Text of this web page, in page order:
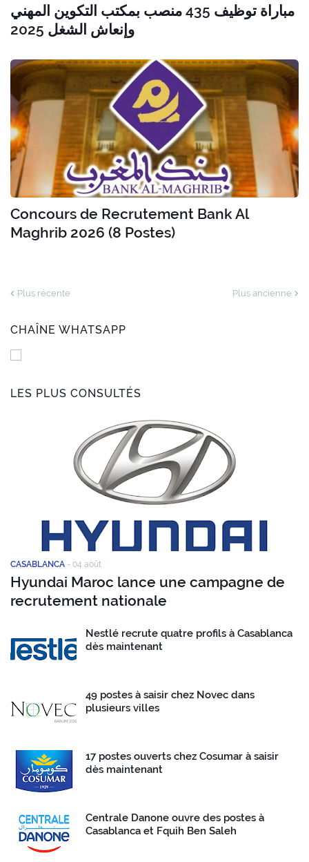
مباراة توظيف 435 منصب بمكتب التكوين المهني
وإنعاش الشغل 2025
Concours de Recrutement Bank Al
Maghrib 2026 (8 Postes)
Plus récente Plus ancienne
CHAÎNE WHATSAPP
LES PLUS CONSULTÉS
CASABLANCA - 04 août
Hyundai Maroc lance une campagne de
recrutement nationale
Nestlé recrute quatre profils à Casablanca
dès maintenant
49 postes à saisir chez Novec dans
plusieurs villes
17 postes ouverts chez Cosumar à saisir
dès maintenant
Centrale Danone ouvre des postes à
Casablanca et Fquih Ben Saleh